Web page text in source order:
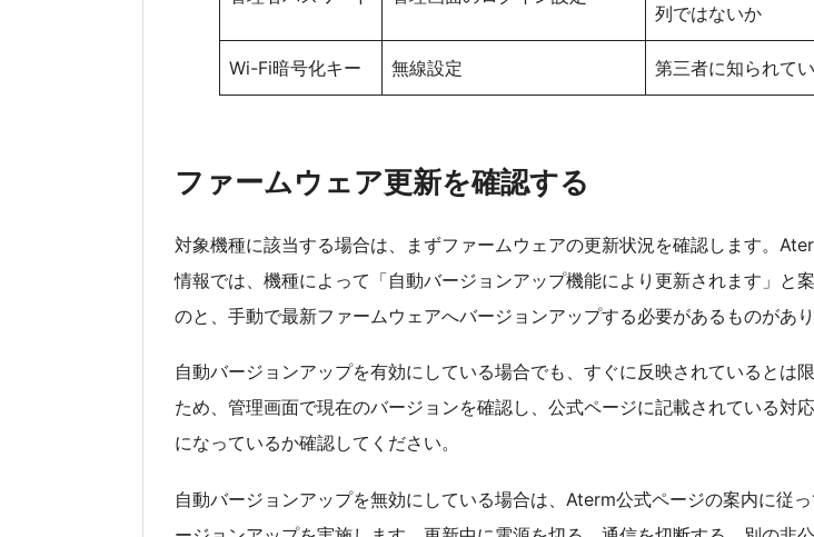
列ではないか
Wi-Fi暗号化キー 無線設定 第三者に知られて
ファームウェア更新を確認する
対象機種に該当する場合は、まずファームウェアの更新状況を確認します。
情報では、機種によって「自動バージョンアップ機能により更新されます」と
のと、手動で最新ファームウェアへバージョンアップする必要があるものがあり
自動バージョンアップを有効にしている場合でも、すぐに反映されているとは
ため、管理画面で現在のバージョンを確認し、公式ページに記載されている対
になっているか確認してください。
自動バージョンアップを無効にしている場合は、Aterm公式ページの案内に従